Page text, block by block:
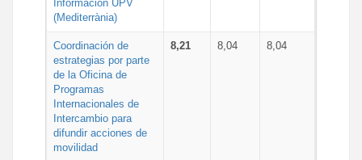
Información UPV
(Mediterrània)
Coordinación de
estrategias por parte
de la Oficina de
Programas
Internacionales de
Intercambio para
difundir acciones de
movilidad
8,21 8,04 8,04